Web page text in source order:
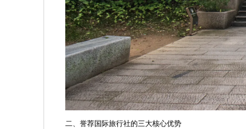
二、誉荐国际旅行社的三大核心优势